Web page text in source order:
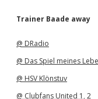
h
Trainer Baade away
@ DRadio
@ Das Spiel meines
@ HSV Klönstuv
@ Clubfans United 1 , 2